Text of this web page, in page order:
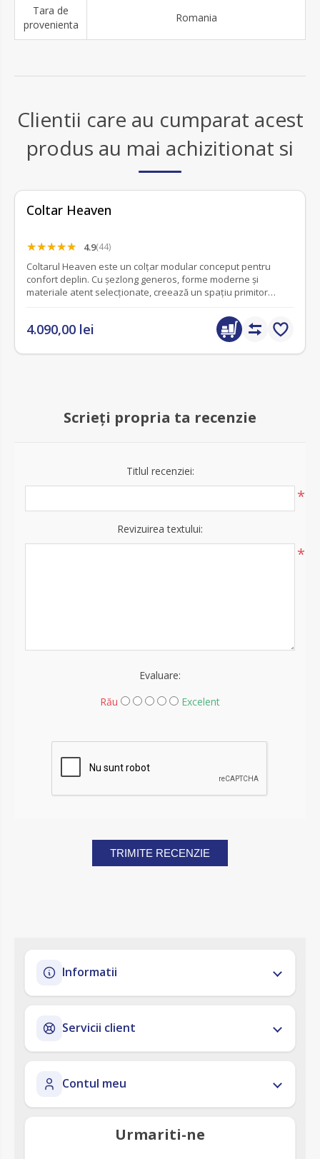
Tara de
provenienta
Romania
Clientii care au cumparat acest
produs au mai achizitionat si
Coltar Heaven
4.9(44)
Coltarul Heaven este un colțar modular conceput pentru
confort deplin. Cu șezlong generos, forme moderne și
materiale atent selecționate, creează un spațiu primitor
4.090,00 lei
Scrieți propria ta recenzie
Titlul recenziei:
*
Revizuirea textului:
*
Evaluare:
Rău
Excelent
TRIMITE RECENZIE
Informatii
Servicii client
Contul meu
Urmariti-ne